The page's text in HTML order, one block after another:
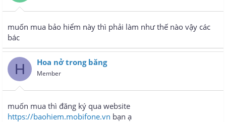
muốn mua bảo hiểm này thì phải làm như thế nào vậy các
bác
H Hoa nở trong băng
Member
muốn mua thì đăng ký qua website
https://baohiem.mobifone.vn bạn ạ